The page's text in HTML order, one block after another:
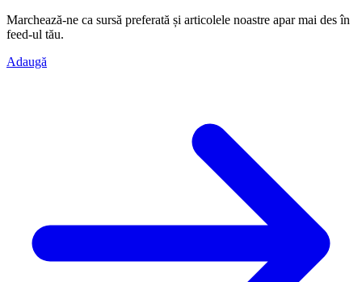
Marchează-ne ca sursă preferată și articolele noastre apar mai des în
feed-ul tău.
Adaugă